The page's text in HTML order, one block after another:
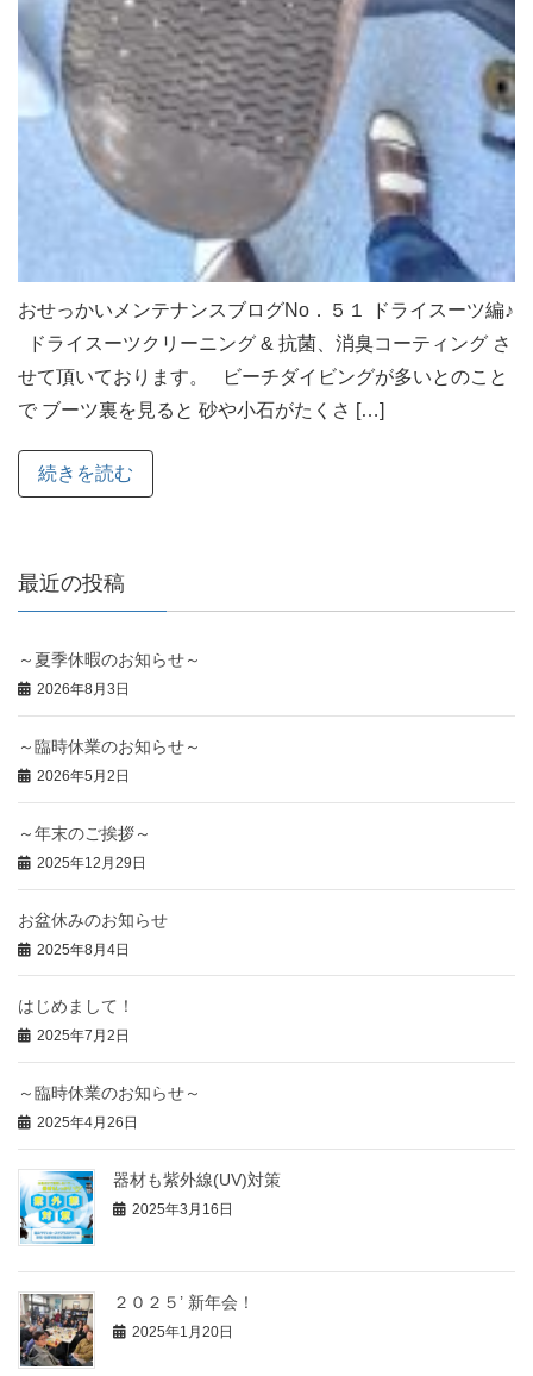
おせっかいメンテナンスブログNo．５１ ドライスーツ編♪
ドライスーツクリーニング & 抗菌、消臭コーティング さ
せて頂いております。 ビーチダイビングが多いとのこと
で ブーツ裏を見ると 砂や小石がたくさ […]
続きを読む
最近の投稿
～夏季休暇のお知らせ～
2026年8月3日
～臨時休業のお知らせ～
2026年5月2日
～年末のご挨拶～
2025年12月29日
お盆休みのお知らせ
2025年8月4日
はじめまして！
2025年7月2日
～臨時休業のお知らせ～
2025年4月26日
器材も紫外線(UV)対策
2025年3月16日
２０２５’ 新年会！
2025年1月20日